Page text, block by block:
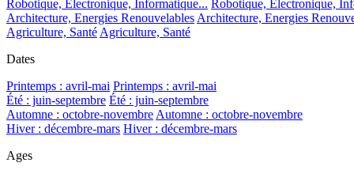
Robotique, Electronique, Informatique... Robotique, Electronique,
Architecture, Energies Renouvelables Architecture, Energies
Agriculture, Santé Agriculture, Santé
Dates
Printemps : avril-mai Printemps : avril-mai
Été : juin-septembre Été : juin-septembre
Automne : octobre-novembre Automne : octobre-novembre
Hiver : décembre-mars Hiver : décembre-mars
Ages